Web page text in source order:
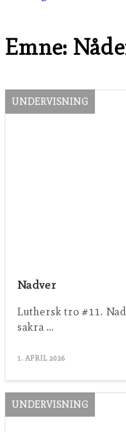
Emne:
UNDERVISNING
Nadver
Luthersk tro #11.
sakra …
1. APRIL 2026
UNDERVISNING